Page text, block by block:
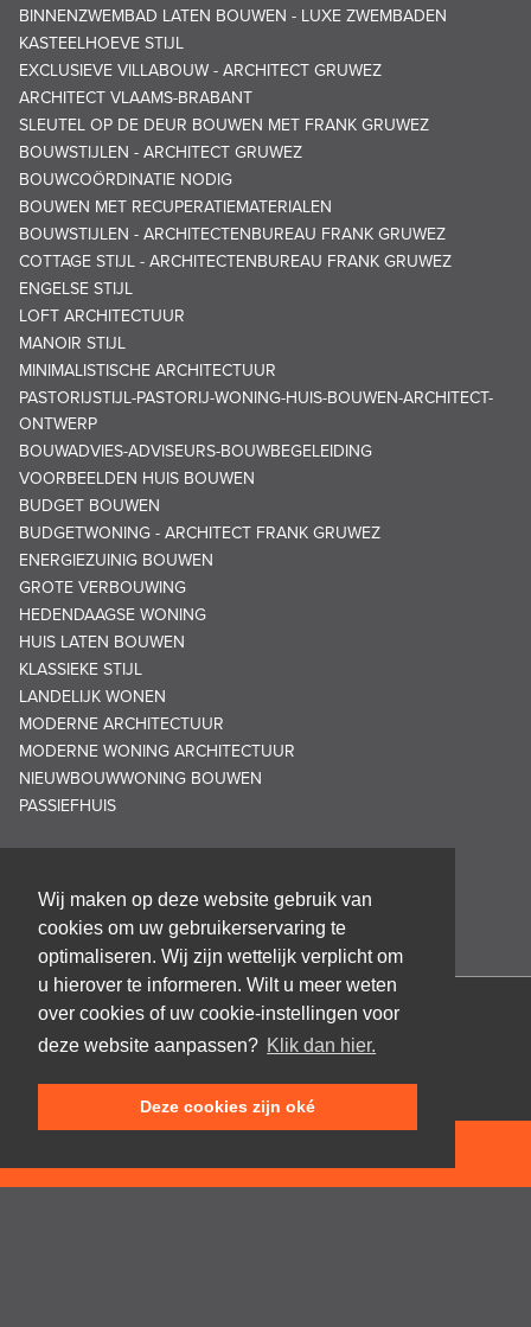
Wij maken op deze website gebruik van
cookies om uw gebruikerservaring te
optimaliseren. Wij zijn wettelijk verplicht om
u hierover te informeren. Wilt u meer weten
over cookies of uw cookie-instellingen voor
deze website aanpassen? Klik dan hier.
Deze cookies zijn oké
BINNENZWEMBAD LATEN BOUWEN - LUXE ZWEMBADEN
KASTEELHOEVE STIJL
EXCLUSIEVE VILLABOUW - ARCHITECT GRUWEZ
ARCHITECT VLAAMS-BRABANT
SLEUTEL OP DE DEUR BOUWEN MET FRANK GRUWEZ
BOUWSTIJLEN - ARCHITECT GRUWEZ
BOUWCOÖRDINATIE NODIG
BOUWEN MET RECUPERATIEMATERIALEN
BOUWSTIJLEN - ARCHITECTENBUREAU FRANK GRUWEZ
COTTAGE STIJL - ARCHITECTENBUREAU FRANK GRUWEZ
ENGELSE STIJL
LOFT ARCHITECTUUR
MANOIR STIJL
MINIMALISTISCHE ARCHITECTUUR
PASTORIJSTIJL-PASTORIJ-WONING-HUIS-BOUWEN-ARCHITECT-
ONTWERP
BOUWADVIES-ADVISEURS-BOUWBEGELEIDING
VOORBEELDEN HUIS BOUWEN
BUDGET BOUWEN
BUDGETWONING - ARCHITECT FRANK GRUWEZ
ENERGIEZUINIG BOUWEN
GROTE VERBOUWING
HEDENDAAGSE WONING
HUIS LATEN BOUWEN
KLASSIEKE STIJL
LANDELIJK WONEN
MODERNE ARCHITECTUUR
MODERNE WONING ARCHITECTUUR
NIEUWBOUWWONING BOUWEN
PASSIEFHUIS
Architectenbureau Frank GRUWEZ bvba
9700 Oudenaarde
T +32 (0)55 45 53 63
Speldenstraat 10